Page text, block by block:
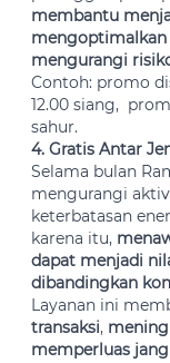
membantu
mengoptimalkan
mengurangi
Contoh: promo
12.00 siang,
sahur.
4. Gratis Antar
Selama bulan
mengurangi
keterbatasan
karena itu,
dapat menjadi
dibandingkan
Layanan ini
transaksi,
memperluas